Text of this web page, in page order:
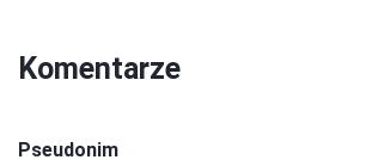
Komentarze
Pseudonim